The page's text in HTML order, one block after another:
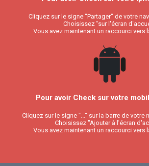
Cliquez sur le signe "Partager" de votre
Choisissez "sur l'écran
Vous avez maintenant un raccourci vers
Pour avoir Check sur votre
Cliquez sur le signe "..." sur la barre de votre
Choisissez "Ajouter à l'écran
Vous avez maintenant un raccourci vers